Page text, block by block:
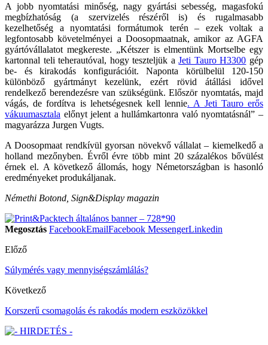
A jobb nyomtatási minőség, nagy gyártási sebesség, magasfokú
megbízhatóság (a szervizelés részéről is) és rugalmasabb
kezelhetőség a nyomtatási formátumok terén – ezek voltak a
legfontosabb követelményei a Doosopmaatnak, amikor az AGFA
gyártóvállalatot megkereste. „Kétszer is elmentünk Mortselbe egy
kartonnal teli teherautóval, hogy teszteljük aJeti Tauro H3300 gép
be- és kirakodás konfigurációit. Naponta körülbelül 120-150
különböző gyártmányt kezelünk, ezért rövid átállási idővel
rendelkező berendezésre van szükségünk. Először nyomtatás, majd
vágás, de fordítva is lehetségesnek kell lennie. A Jeti Tauro erős
vákuumasztala előnyt jelent a hullámkartonra való nyomtatásnál” –
magyarázza Jurgen Vugts.
A Doosopmaat rendkívül gyorsan növekvő vállalat – kiemelkedő a
holland mezőnyben. Évről évre több mint 20 százalékos bővülést
érnek el. A következő állomás, hogy Németországban is hasonló
eredményeket produkáljanak.
Némethi Botond, Sign&Display magazin
Megosztás FacebookEmailFacebook MessengerLinkedin
Előző
Súlymérés vagy mennyiségszámlálás?
Következő
Korszerű csomagolás és rakodás modern eszközökkel